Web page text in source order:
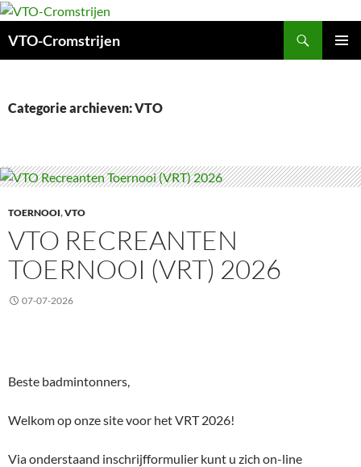
Ga
deVTO-Cromstrijen
Categorie archieven: VTO
TOERNOOI,VTO
VTO RECREANTEN
TOERNOOI (VRT) 2026
07-07-2026
Beste badmintonners,
Welkom op onze site voor het VRT 2026!
Via onderstaand inschrijfformulier kunt u zich on-line